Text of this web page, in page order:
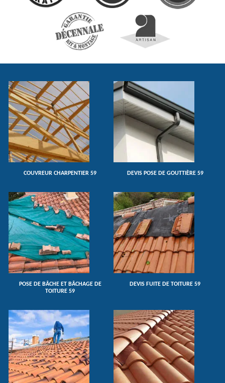
COUVREUR CHARPENTIER 59 DEVIS POSE DE GOUTTIÈRE 59
POSE DE BÂCHE ET BÂCHAGE DE
TOITURE 59
DEVIS FUITE DE TOITURE 59